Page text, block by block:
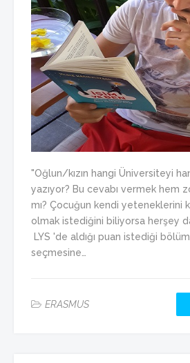
"Oğlun/kızın hangi Üniversiteyi
yazıyor? Bu cevabı vermek hem
mı? Çocuğun kendi yeteneklerini
olmak istediğini biliyorsa herşey
LYS 'de aldığı puan istediği
seçmesine…
ERASMUS